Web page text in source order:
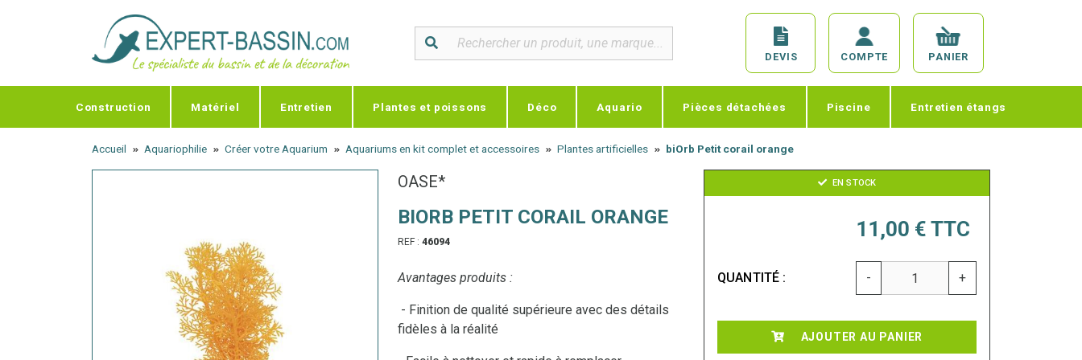
DEVIS COMPTE PANIER
Construction Matériel Entretien Plantes et poissons Déco Aquario Pièces détachées Piscine Entretien étangs
Accueil Aquariophilie Créer votre Aquarium Aquariums en kit complet et accessoires Plantes artificielles biOrb Petit corail orange
OASE*
BIORB PETIT CORAIL ORANGE
REF : 46094
Avantages produits :
- Finition de qualité supérieure avec des détails
fidèles à la réalité
EN STOCK
11,00 € TTC
QUANTITÉ : - +
AJOUTER AU PANIER